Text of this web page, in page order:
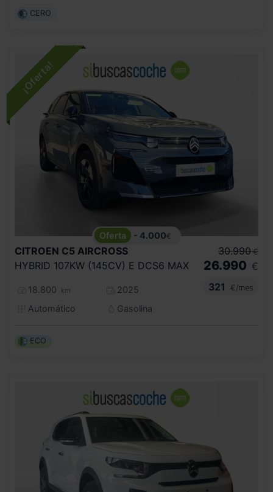
CERO
- 4.000€
CITROEN C5 AIRCROSS
HYBRID 107KW (145CV) E DCS6 MAX
18.800 km
2025
Automático
Gasolina
30.990 €
26.990 €
321
€/mes
ECO